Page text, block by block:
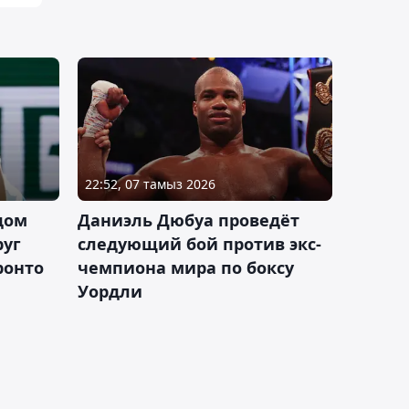
22:52, 07 тамыз 2026
Даниэль Дюбуа проведёт
следующий бой против экс-
чемпиона мира по боксу
Уордли